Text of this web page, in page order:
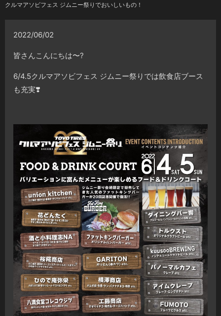
クルマアソビフェス ジムニー祭りでおいしいもの！
2022/06/02
皆さんこんにちは〜?
6/4.5クルマアソビフェス ジムニー祭りでは飲食店ブース
も充実❣️